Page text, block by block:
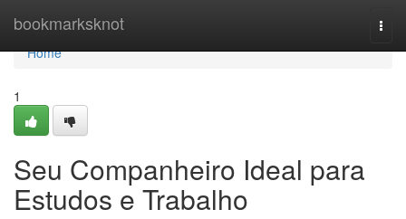
bookmarksknot
Home
Home
1
Seu Companheiro Ideal para
Estudos e Trabalho